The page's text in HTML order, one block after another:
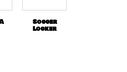
Soccer
Locker